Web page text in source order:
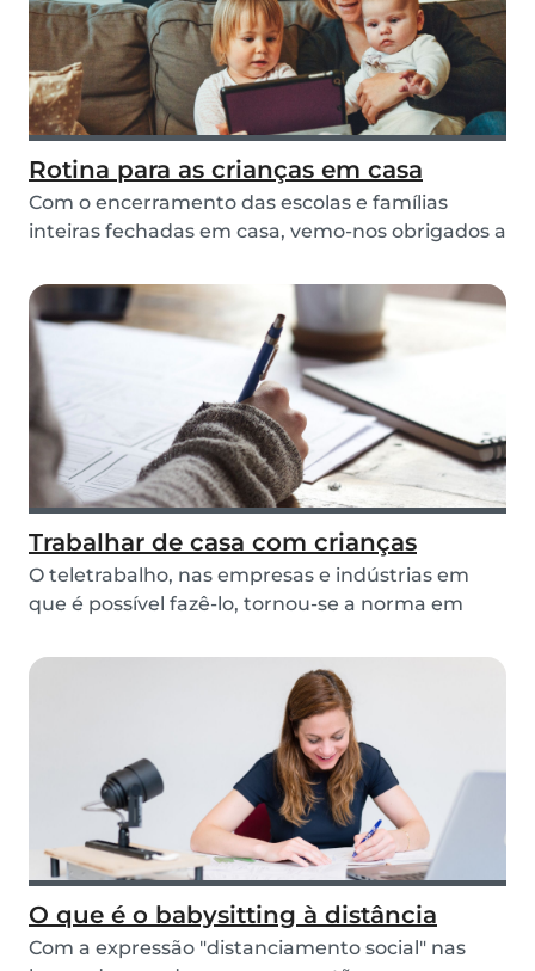
Rotina para as crianças em casa
Com o encerramento das escolas e famílias
inteiras fechadas em casa, vemo-nos obrigados a
Trabalhar de casa com crianças
O teletrabalho, nas empresas e indústrias em
que é possível fazê-lo, tornou-se a norma em
O que é o babysitting à distância
Com a expressão "distanciamento social" nas